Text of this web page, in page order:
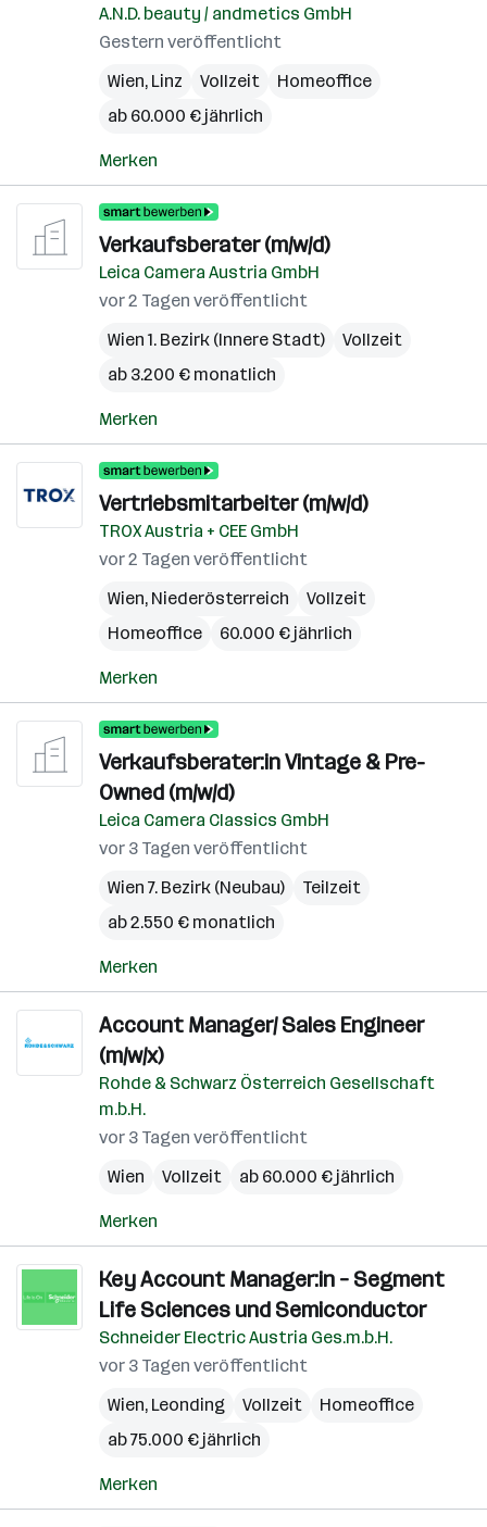
A.N.D. beauty / andmetics GmbH
Gestern veröffentlicht
Wien, Linz Vollzeit
Homeoffice
ab 60.000 € jährlich
Merken
Verkaufsberater (m/w/d)
Leica Camera Austria GmbH
vor 2 Tagen veröffentlicht
Wien 1. Bezirk (Innere Stadt)
Vollzeit
ab 3.200 € monatlich
Merken
Vertriebsmitarbeiter (m/w/d)
TROX Austria + CEE GmbH
vor 2 Tagen veröffentlicht
Wien, Niederösterreich
Vollzeit
Homeoffice
60.000 € jährlich
Merken
Verkaufsberater:in Vintage & Pre-
Owned (m/w/d)
Leica Camera Classics GmbH
vor 3 Tagen veröffentlicht
Wien 7. Bezirk (Neubau)
Teilzeit
ab 2.550 € monatlich
Merken
Account Manager/ Sales Engineer
(m/w/x)
Rohde & Schwarz Österreich Gesellschaft
m.b.H.
vor 3 Tagen veröffentlicht
Wien
Vollzeit ab 60.000 € jährlich
Merken
Key Account Manager:in – Segment
Life Sciences und Semiconductor
Schneider Electric Austria Ges.m.b.H.
vor 3 Tagen veröffentlicht
Wien, Leonding Vollzeit
Homeoffice
ab 75.000 € jährlich
Merken